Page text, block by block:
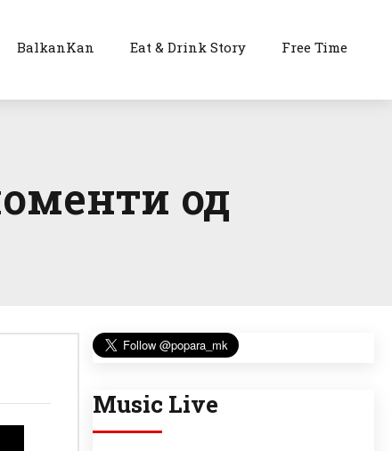
BalkanKan Eat & Drink Story Free Time
од
Music Live